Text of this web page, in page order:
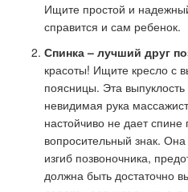
Ищите простой и
справится и сам ребенок.
Спинка – лучший друг
красоты! Ищите кресло с
поясницы. Эта
невидимая рука
настойчиво не дает спине
вопросительный знак.
изгиб позвоночника,
должна быть достаточно